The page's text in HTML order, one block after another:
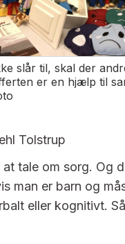
slår til, skal der
er en hjælp til
Tolstrup
tale om sorg. Og
man er barn og
eller kognitivt.